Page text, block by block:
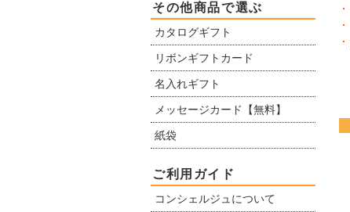
その他商品で選ぶ
カタログギフト
リボンギフトカード
名入れギフト
メッセージカード【無料】
紙袋
ご利用ガイド
コンシェルジュについて